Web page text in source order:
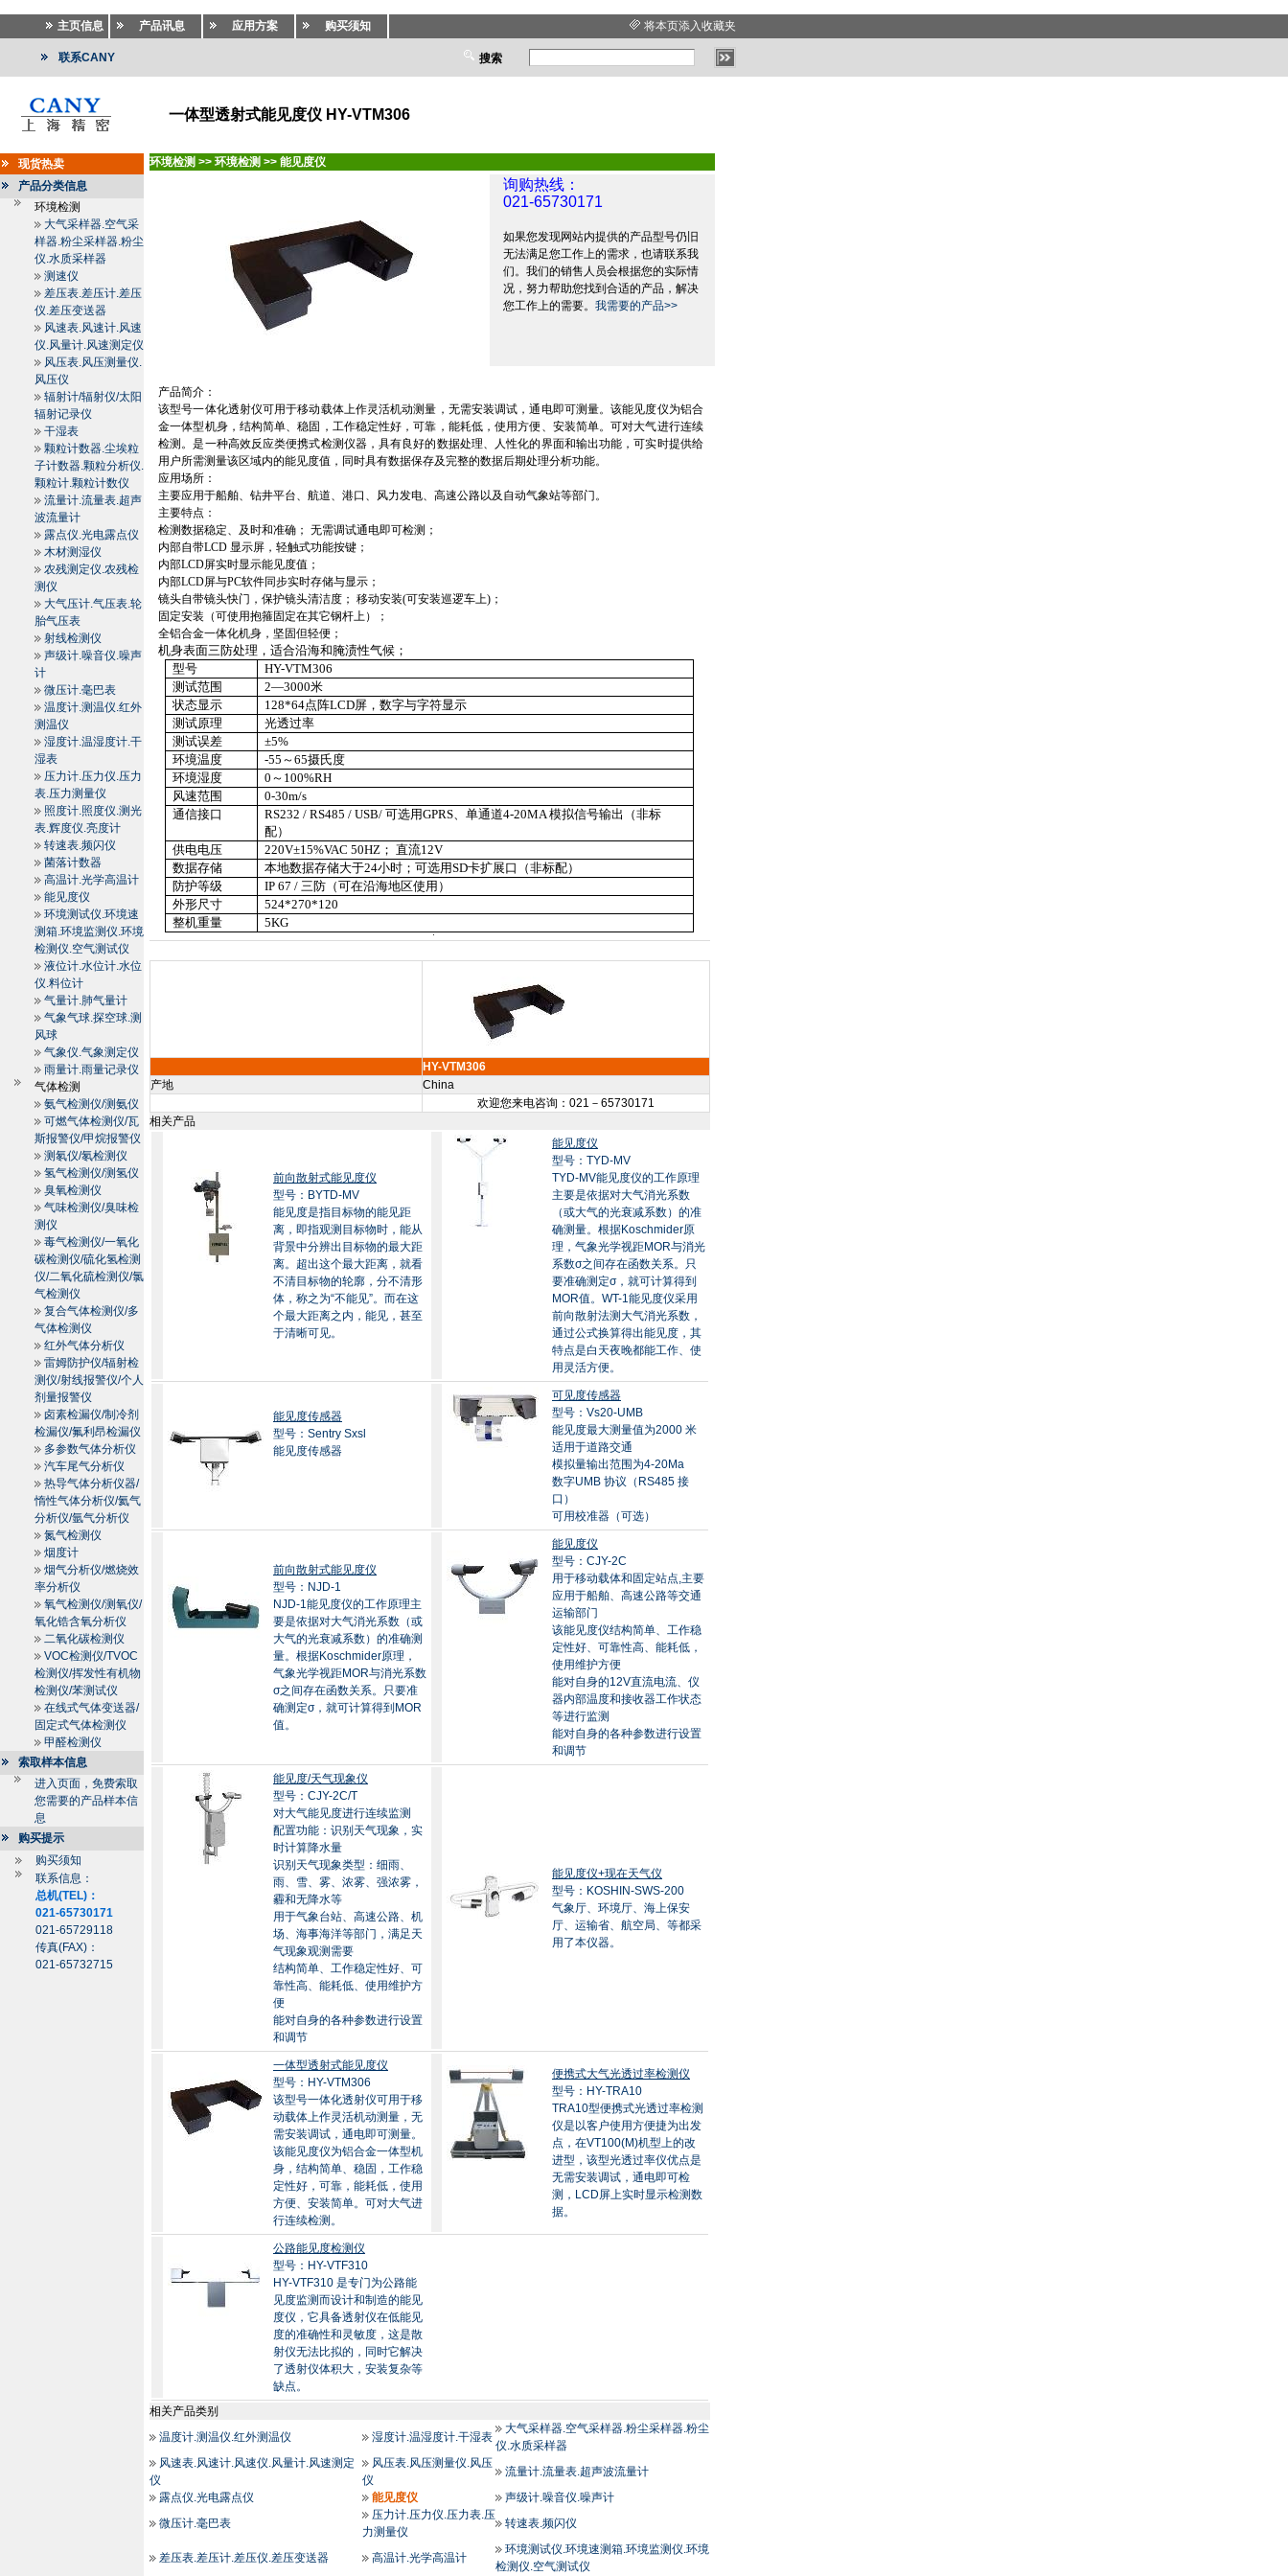
主页信息 产品讯息 应用方案 购买须知 将本页添入收藏夹
联系CANY 搜索
一体型透射式能见度仪 HY-VTM306
现货热卖
产品分类信息
环境检测
大气采样器.空气采
样器.粉尘采样器.粉尘
仪.水质采样器
测速仪
差压表.差压计.差压
仪.差压变送器
风速表.风速计.风速
仪.风量计.风速测定仪
风压表.风压测量仪.
风压仪
辐射计/辐射仪/太阳
辐射记录仪
干湿表
颗粒计数器.尘埃粒
子计数器.颗粒分析仪.
颗粒计.颗粒计数仪
流量计.流量表.超声
波流量计
露点仪.光电露点仪
木材测湿仪
农残测定仪.农残检
测仪
大气压计.气压表.轮
胎气压表
射线检测仪
声级计.噪音仪.噪声
计
微压计.毫巴表
温度计.测温仪.红外
测温仪
湿度计.温湿度计.干
湿表
压力计.压力仪.压力
表.压力测量仪
照度计.照度仪.测光
表.辉度仪.亮度计
转速表.频闪仪
菌落计数器
高温计.光学高温计
能见度仪
环境测试仪.环境速
测箱.环境监测仪.环境
检测仪.空气测试仪
液位计.水位计.水位
仪.料位计
气量计.肺气量计
气象气球.探空球.测
风球
气象仪.气象测定仪
雨量计.雨量记录仪
气体检测
氨气检测仪/测氨仪
可燃气体检测仪/瓦
斯报警仪/甲烷报警仪
测氡仪/氡检测仪
氢气检测仪/测氢仪
臭氧检测仪
气味检测仪/臭味检
测仪
毒气检测仪/一氧化
碳检测仪/硫化氢检测
仪/二氧化硫检测仪/氯
气检测仪
复合气体检测仪/多
气体检测仪
红外气体分析仪
雷姆防护仪/辐射检
测仪/射线报警仪/个人
剂量报警仪
卤素检漏仪/制冷剂
检漏仪/氟利昂检漏仪
多参数气体分析仪
汽车尾气分析仪
热导气体分析仪器/
惰性气体分析仪/氦气
分析仪/氩气分析仪
氮气检测仪
烟度计
烟气分析仪/燃烧效
率分析仪
氧气检测仪/测氧仪/
氧化锆含氧分析仪
二氧化碳检测仪
VOC检测仪/TVOC
检测仪/挥发性有机物
检测仪/苯测试仪
在线式气体变送器/
固定式气体检测仪
甲醛检测仪
索取样本信息
进入页面，免费索取
您需要的产品样本信
息
购买提示
购买须知
联系信息：
总机(TEL)：
021-65730171
021-65729118
传真(FAX)：
021-65732715
环境检测 >> 环境检测 >> 能见度仪
询购热线：
021-65730171
如果您发现网站内提供的产品型号仍旧
无法满足您工作上的需求，也请联系我
们。我们的销售人员会根据您的实际情
况，努力帮助您找到合适的产品，解决
您工作上的需要。 我需要的产品>>
产品简介：
该型号一体化透射仪可用于移动载体上作灵活机动测量，无需安装调试，通电即可测量。该能见度仪为铝合
金一体型机身，结构简单、稳固，工作稳定性好，可靠，能耗低，使用方便、安装简单。可对大气进行连续
检测。是一种高效反应类便携式检测仪器，具有良好的数据处理、人性化的界面和输出功能，可实时提供给
用户所需测量该区域内的能见度值，同时具有数据保存及完整的数据后期处理分析功能。
应用场所：
主要应用于船舶、钻井平台、航道、港口、风力发电、高速公路以及自动气象站等部门。
主要特点：
检测数据稳定、及时和准确； 无需调试通电即可检测；
内部自带LCD 显示屏，轻触式功能按键；
内部LCD屏实时显示能见度值；
内部LCD屏与PC软件同步实时存储与显示；
镜头自带镜头快门，保护镜头清洁度； 移动安装(可安装巡逻车上) ；
固定安装（可使用抱箍固定在其它钢杆上）；
全铝合金一体化机身，坚固但轻便；
机身表面三防处理，适合沿海和腌渍性气候；
型号
HY-VTM306
测试范围
2—3000米
状态显示
128*64点阵LCD屏，数字与字符显示
测试原理
光透过率
测试误差
±5%
环境温度
-55 ～65摄氏度
环境湿度
0 ～ 100%RH
风速范围
0-30m/s
通信接口
RS232 / RS485 / USB/可选用GPRS、单通道4-20MA模拟信号输出（非标
配）
供电电压
220V±15%VAC 50HZ ； 直流12V
数据存储
本地数据存储大于24小时；可选用SD卡扩展口（非标配）
防护等级
IP 67 /三防（可在沿海地区使用）
外形尺寸
524*270*120
整机重量
5KG
HY-VTM306
产地
China
欢迎您来电咨询：021－65730171
相关产品
前向散射式能见度仪
型号：BYTD-MV
能见度是指目标物的能见距
离，即指观测目标物时，能从
背景中分辨出目标物的最大距
离。超出这个最大距离，就看
不清目标物的轮廓，分不清形
体，称之为“不能见”。而在这
个最大距离之内，能见，甚至
于清晰可见。
能见度仪
型号：TYD-MV
TYD-MV能见度仪的工作原理
主要是依据对大气消光系数
（或大气的光衰减系数）的准
确测量。根据Koschmider原
理，气象光学视距MOR与消光
系数σ之间存在函数关系。只
要准确测定σ，就可计算得到
MOR值。WT-1能见度仪采用
前向散射法测大气消光系数，
通过公式换算得出能见度，其
特点是白天夜晚都能工作、使
用灵活方便。
能见度传感器
型号：Sentry Sxsl
能见度传感器
可见度传感器
型号：Vs20-UMB
能见度最大测量值为2000 米
适用于道路交通
模拟量输出范围为4-20Ma
数字UMB 协议（RS485 接
口）
可用校准器（可选）
前向散射式能见度仪
型号：NJD-1
NJD-1能见度仪的工作原理主
要是依据对大气消光系数（或
大气的光衰减系数）的准确测
量。根据Koschmider原理，
气象光学视距MOR与消光系数
σ之间存在函数关系。只要准
确测定σ，就可计算得到MOR
值。
能见度仪
型号：CJY-2C
用于移动载体和固定站点,主要
应用于船舶、高速公路等交通
运输部门
该能见度仪结构简单、工作稳
定性好、可靠性高、能耗低，
使用维护方便
能对自身的12V直流电流、仪
器内部温度和接收器工作状态
等进行监测
能对自身的各种参数进行设置
和调节
能见度/天气现象仪
型号：CJY-2C/T
对大气能见度进行连续监测
配置功能：识别天气现象，实
时计算降水量
识别天气现象类型：细雨、
雨、雪、雾、浓雾、强浓雾，
霾和无降水等
用于气象台站、高速公路、机
场、海事海洋等部门，满足天
气现象观测需要
结构简单、工作稳定性好、可
靠性高、能耗低、使用维护方
便
能对自身的各种参数进行设置
和调节
能见度仪+现在天气仪
型号：KOSHIN-SWS-200
气象厅、环境厅、海上保安
厅、运输省、航空局、等都采
用了本仪器。
一体型透射式能见度仪
型号：HY-VTM306
该型号一体化透射仪可用于移
动载体上作灵活机动测量，无
需安装调试，通电即可测量。
该能见度仪为铝合金一体型机
身，结构简单、稳固，工作稳
定性好，可靠，能耗低，使用
方便、安装简单。可对大气进
行连续检测。
便携式大气光透过率检测仪
型号：HY-TRA10
TRA10型便携式光透过率检测
仪是以客户使用方便捷为出发
点，在VT100(M)机型上的改
进型，该型光透过率仪优点是
无需安装调试，通电即可检
测，LCD屏上实时显示检测数
据。
公路能见度检测仪
型号：HY-VTF310
HY-VTF310 是专门为公路能
见度监测而设计和制造的能见
度仪，它具备透射仪在低能见
度的准确性和灵敏度，这是散
射仪无法比拟的，同时它解决
了透射仪体积大，安装复杂等
缺点。
相关产品类别
温度计.测温仪.红外测温仪
湿度计.温湿度计.干湿表
大气采样器.空气采样器.粉尘采样器.粉尘
仪.水质采样器
风速表.风速计.风速仪.风量计.风速测定
仪
风压表.风压测量仪.风压
仪
流量计.流量表.超声波流量计
露点仪.光电露点仪
能见度仪
声级计.噪音仪.噪声计
微压计.毫巴表
压力计.压力仪.压力表.压
力测量仪
转速表.频闪仪
差压表.差压计.差压仪.差压变送器 高温计.光学高温计
环境测试仪.环境速测箱.环境监测仪.环境
检测仪.空气测试仪